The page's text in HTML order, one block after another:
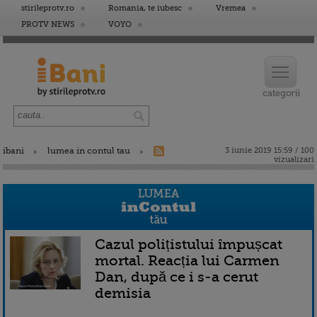
stirileprotv.ro Romania, te iubesc
Vremea
PROTV NEWS
VOYO
ibani lumea in contul tau
3 iunie 2019 15:59 / 100
vizualizari
Cazul polițistului împușcat
mortal. Reacția lui Carmen
Dan, după ce i s-a cerut
demisia